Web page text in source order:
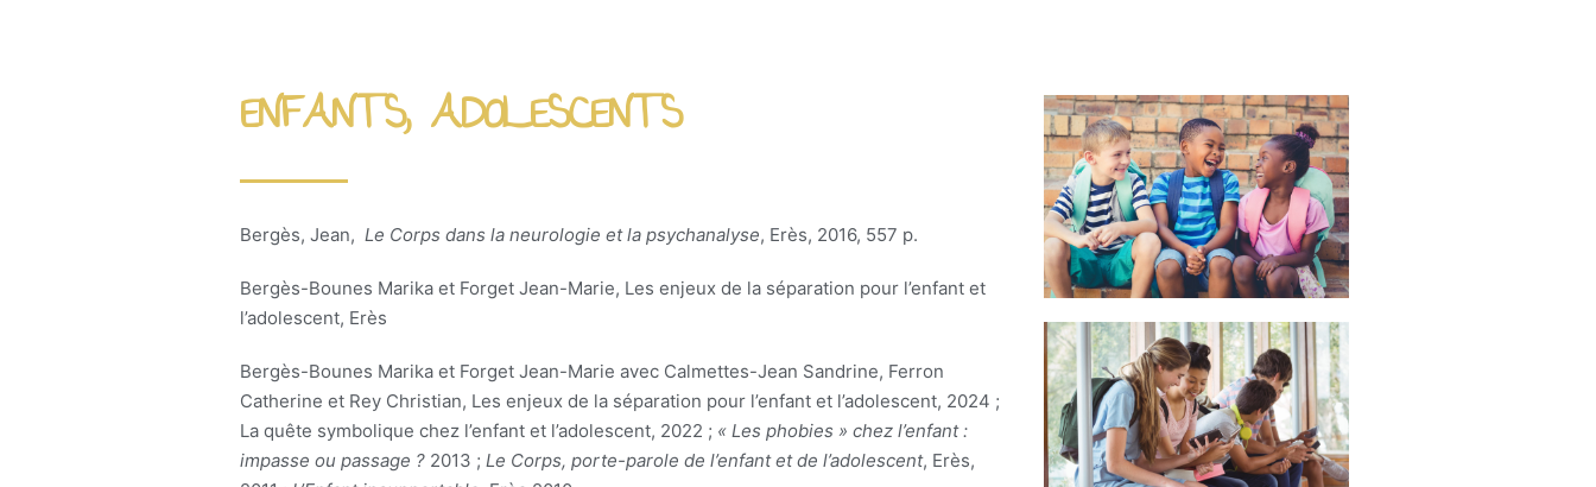
ENFANTS, ADOLESCENTS
Bergès, Jean, Le Corps dans la neurologie et la psychanalyse, Erès, 2016, 557 p.
Bergès-Bounes Marika et Forget Jean-Marie, Les enjeux de la séparation pour l’enfant et
l’adolescent, Erès
Bergès-Bounes Marika et Forget Jean-Marie avec Calmettes-Jean Sandrine, Ferron
Catherine et Rey Christian, Les enjeux de la séparation pour l’enfant et l’adolescent, 2024 ;
La quête symbolique chez l’enfant et l’adolescent, 2022 ; « Les phobies » chez l’enfant :
impasse ou passage ? 2013 ; Le Corps, porte-parole de l’enfant et de l’adolescent, Erès,